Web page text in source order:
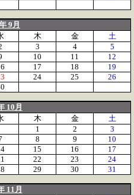
9月
木 金
土
3 4
5
10 11
12
17 18
19
24 25
26
10月
木 金
土
1
2
3
8 9
10
15 16
17
22 23
24
29 30 31
11月